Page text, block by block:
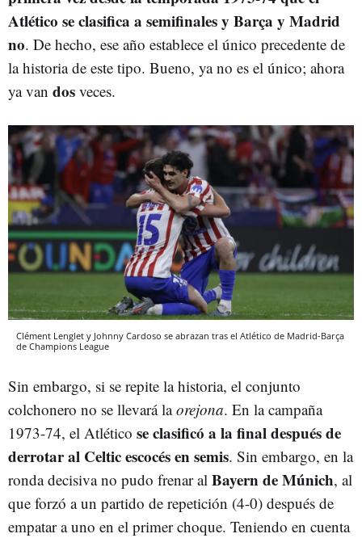
Atlético se clasifica a semifinales y Barça y Madrid
no. De hecho, ese año establece el único precedente de
la historia de este tipo. Bueno, ya no es el único; ahora
ya van dos veces.
Clément Lenglet y Johnny Cardoso se abrazan tras el Atlético de Madrid-Barça
de Champions League
Sin embargo, si se repite la historia, el conjunto
colchonero no se llevará laorejona. En la campaña
1973-74, el Atlético se clasificó a la final después de
derrotar al Celtic escocés en semis. Sin embargo, en la
ronda decisiva no pudo frenar al Bayern de Múnich, al
que forzó a un partido de repetición (4-0) después de
empatar a uno en el primer choque. Teniendo en cuenta